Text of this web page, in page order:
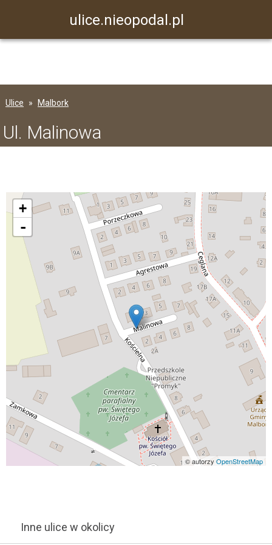
ulice.nieopodal.pl
Ulice Malbork
Ul. Malinowa
+
-
© autorzy OpenStreetMap
Inne ulice w okolicy